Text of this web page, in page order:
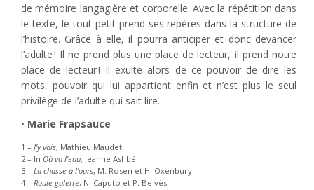
de mémoire langagière et corporelle. Avec la répétition dans
le texte, le tout-petit prend ses repères dans la structure de
l’histoire. Grâce à elle, il pourra anticiper et donc devancer
l’adulte ! Il ne prend plus une place de lecteur, il prend notre
place de lecteur ! Il exulte alors de ce pouvoir de dire les
mots, pouvoir qui lui appartient enfin et n’est plus le seul
privilège de l’adulte qui sait lire.
• Marie Frapsauce
1 – J’y vais, Mathieu Maudet
2 – In Où va l’eau, Jeanne Ashbé
3 – La chasse à l’ours, M. Rosen et H. Oxenbury
4 – Roule galette, N. Caputo et P. Belvès